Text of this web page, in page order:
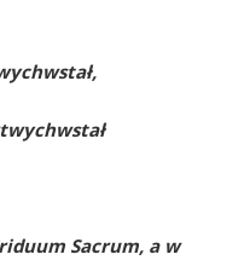
Sacrum, a w